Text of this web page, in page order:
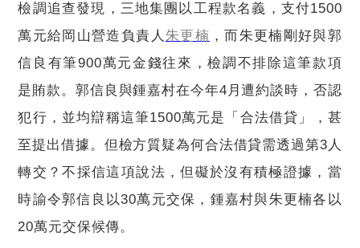
檢調追查發現，三地集團以工程款名義，支付1500
萬元給岡山營造負責人 朱更楠 ，而朱更楠剛好與郭
信良有筆900萬元金錢往來，檢調不排除這筆款項
是賄款。郭信良與鍾嘉村在今年4 月遭約談時，否認
犯行，並均辯稱這筆1500萬元是「合法借貸」，甚
至提出借據。但檢方質疑為何合法借貸需透過第3 人
轉交？不採信這項說法，但礙於沒有積極證據，當
時諭令郭信良以30萬元交保，鍾嘉村與朱更楠各以
20萬元交保候傳。